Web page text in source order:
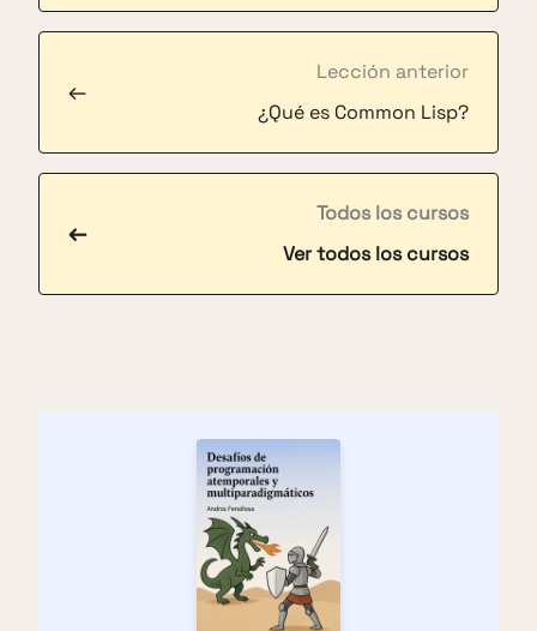
Lección anterior
¿Qué es Common Lisp?
←
Todos los cursos
Ver todos los cursos
←